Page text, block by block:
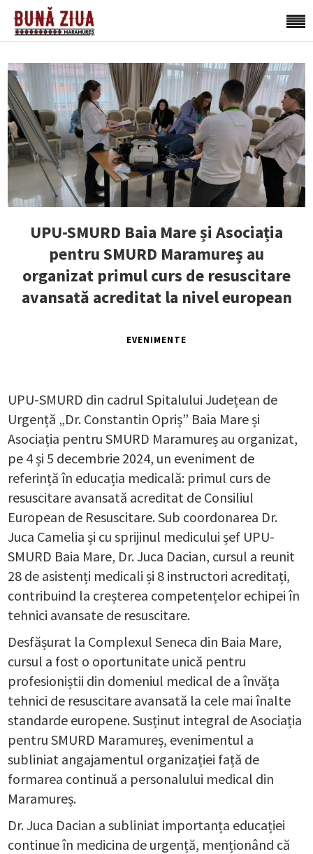
UPU-SMURD Baia Mare și Asociația
pentru SMURD Maramureș au
organizat primul curs de resuscitare
avansată acreditat la nivel european
EVENIMENTE
UPU-SMURD din cadrul Spitalului Județean de
Urgență „Dr. Constantin Opriș” Baia Mare și
Asociația pentru SMURD Maramureș au organizat,
pe 4 și 5 decembrie 2024, un eveniment de
referință în educația medicală: primul curs de
resuscitare avansată acreditat de Consiliul
European de Resuscitare. Sub coordonarea Dr.
Juca Camelia și cu sprijinul medicului șef UPU-
SMURD Baia Mare, Dr. Juca Dacian, cursul a reunit
28 de asistenți medicali și 8 instructori acreditați,
contribuind la creșterea competențelor echipei în
tehnici avansate de resuscitare.
Desfășurat la Complexul Seneca din Baia Mare,
cursul a fost o oportunitate unică pentru
profesioniștii din domeniul medical de a învăța
tehnici de resuscitare avansată la cele mai înalte
standarde europene. Susținut integral de Asociația
pentru SMURD Maramureș, evenimentul a
subliniat angajamentul organizației față de
formarea continuă a personalului medical din
Maramureș.
Dr. Juca Dacian a subliniat importanța educației
continue în medicina de urgență, menționând că